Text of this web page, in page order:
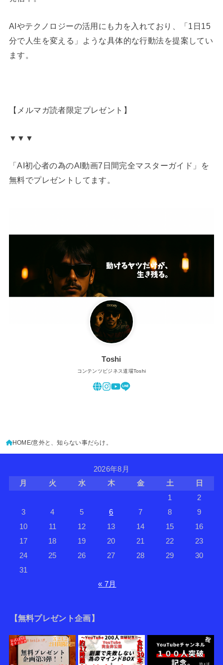
AIやテクノロジーの活用にも力を入れており、「1日15
分で人生を変える」ような具体的な行動法を提案してい
ます。
【メルマガ読者限定プレゼント】
▼▼▼
「AI初心者の為のAI動画7日間完全マスターガイド」を
無料でプレゼントしてます。
Toshi
コンテンツビジネス道場Toshi
HOME 意外と、知らない事だらけ。
2026年8月
月
火 水 木 金 土
日
1
2
3
4 5 6 7 8
9
10
11 12 13 14 15
16
17
18 19 20 21 22
23
24
25 26 27 28 29
30
31
« 7月
【無料プレゼント企画】